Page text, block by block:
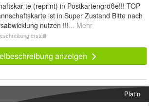
te (reprint) in Postkartengröße!!! TOP
ist in Super Zustand Bitte nach
nutzen !!!... Mehr
erstellt
anzeigen
Platin